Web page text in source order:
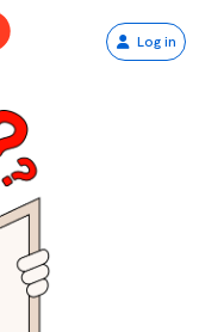
Log in